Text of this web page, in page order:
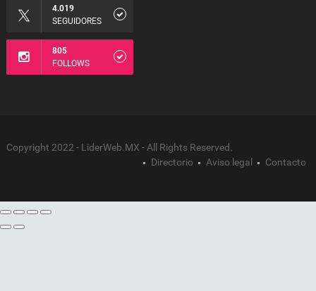
4.019
SEGUIDORES
805
FOLLOWS
Copyright 2022 - LiderWeb.MX - All Rights Reserved.
Directorio
Aviso legal Contacto